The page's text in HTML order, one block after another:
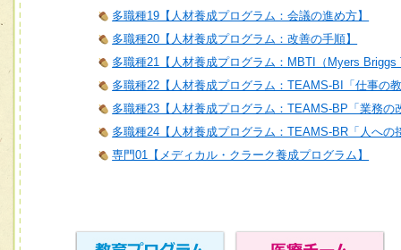
多職種19【人材養成プログラム：会議の進め方】
多職種20【人材養成プログラム：改善の手順】
多職種21【人材養成プログラム：MBTI（Myers
多職種22【人材養成プログラム：TEAMS-BI「仕事の
多職種23【人材養成プログラム：TEAMS-BP「業務の
多職種24【人材養成プログラム：TEAMS-BR「人への
専門01【メディカル・クラーク養成プログラム】